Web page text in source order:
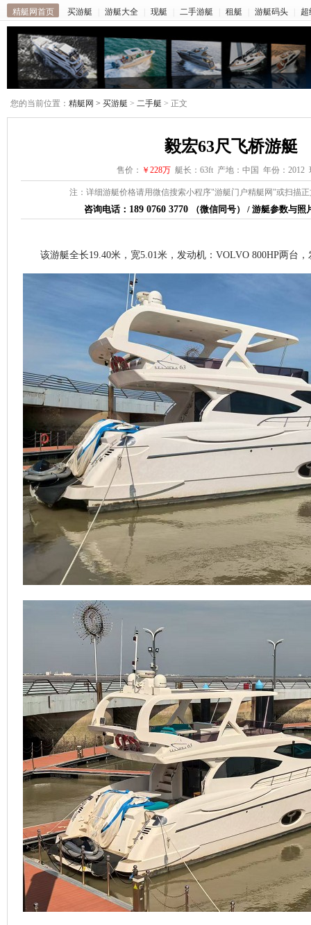
精艇网首页 买游艇 游艇大全 现艇 二手游艇 租艇 游艇码头 超
您的当前位置： 精艇网 > 买游艇 > 二手艇 > 正文
毅宏63尺飞桥游艇
售价： ￥228万 艇长：63ft 产地：中国 年份：2012
注：详细游艇价格请用微信搜索小程序"游艇门户精艇网"或扫描
咨询电话： 189 0760 3770 （微信同号） / 游艇参数与
该游艇全长19.40米，宽5.01米，发动机：VOLVO 800HP两台，